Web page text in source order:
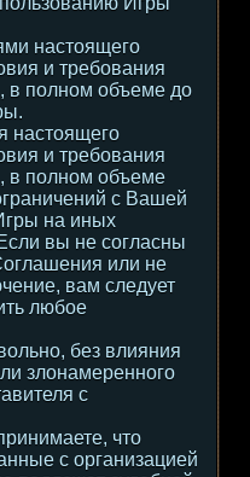
настоящего
и требования
в полном объеме до
настоящего
и требования
в полном объеме
с Вашей
на иных
вы не согласны
или не
вам следует
любое
без влияния
злонамеренного
с
что
с организацией